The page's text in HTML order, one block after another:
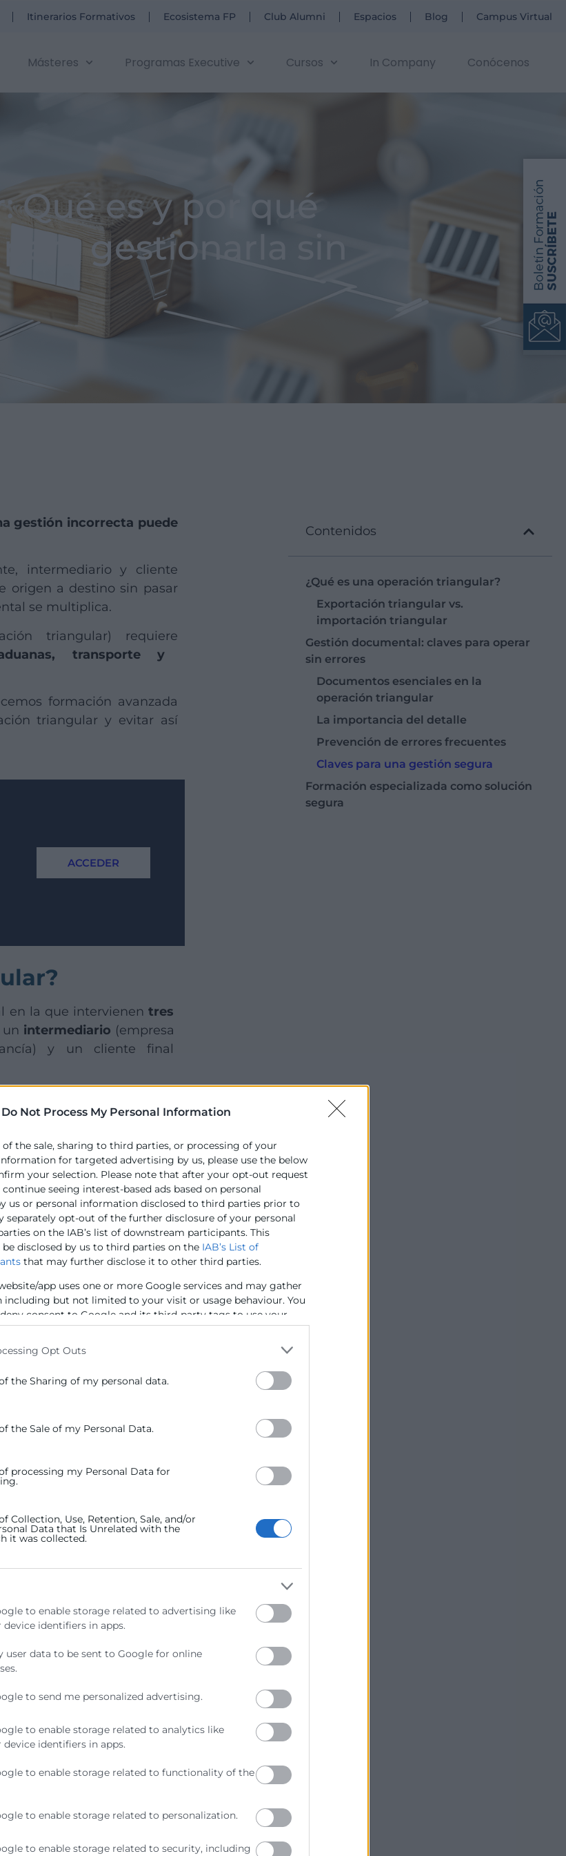
Do Not Process My Personal Information
the sale, sharing to third parties, or processing of your
for targeted advertising by us, please use the below
your selection. Please note that after your opt-out request
seeing interest-based ads based on personal
us or personal information disclosed to third parties prior to
separately opt-out of the further disclosure of your personal
on the IAB’s list of downstream participants. This
disclosed by us to third parties on the IAB’s List of
that may further disclose it to other third parties.
app uses one or more Google services and may gather
but not limited to your visit or usage behaviour. You
consent to Google and its third-party tags to use your
purposes in below Google consent section.
Opt Outs
the Sharing of my personal data.
the Sale of my Personal Data.
processing my Personal Data for
Collection, Use, Retention, Sale, and/or
Data that Is Unrelated with the
it was collected.
to enable storage related to advertising like
identifiers in apps.
user data to be sent to Google for online
to send me personalized advertising.
to enable storage related to analytics like
identifiers in apps.
to enable storage related to functionality of the
to enable storage related to personalization.
to enable storage related to security, including
Itinerarios Formativos Ecosistema FP Club Alumni Espacios Blog Campus Virtual
Másteres Programas Executive Cursos In Company Conócenos
Qué es y por qué
gestionarla sin
gestión incorrecta puede
intermediario y cliente
origen a destino sin pasar
se multiplica.
triangular) requiere
transporte y
formación avanzada
triangular y evitar así
ACCEDER
en la que intervienen tres
un intermediario (empresa
y un cliente final
sin pasar por el país del
cuando una empresa
evitando dobles envíos y
fiscales, la gestión
que se trata de una
laexportación
operativo, documental y
se encuentra en un
sale directamente
una empresa española
se envían desde China
española gestiona la
intermediario compra
Contenidos
¿Qué es una operación triangular?
Exportación triangular vs.
importación triangular
Gestión documental: claves para operar
sin errores
Documentos esenciales en la
operación triangular
La importancia del detalle
Prevención de errores frecuentes
Claves para una gestión segura
Formación especializada como solución
segura